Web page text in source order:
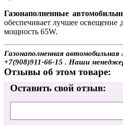
Газонаполненные
обеспечивает лучшее
мощность 65W.
Газонаполненная
+7(908)911-66-15 . Наши
Отзывы об этом товаре:
Оставить свой отзыв: